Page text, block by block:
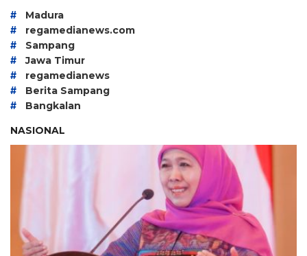
# Madura
# regamedianews.com
# Sampang
# Jawa Timur
# regamedianews
# Berita Sampang
#
Bangkalan
NASIONAL